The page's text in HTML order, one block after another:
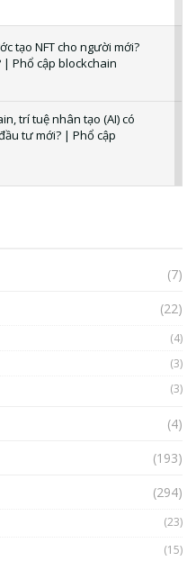
tạo NFT cho người mới?
| Phổ cập blockchain
trí tuệ nhân tạo (AI) có
tư mới? | Phổ cập
Những sự kiện ảnh hưởng
mã hoá | Phổ cập
(7)
(22)
(4)
(3)
(3)
(4)
(193)
(294)
(23)
(15)